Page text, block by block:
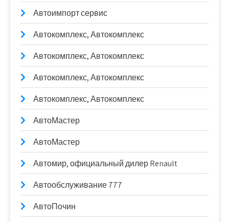
Автоимпорт сервис
Автокомплекс, Автокомплекс
Автокомплекс, Автокомплекс
Автокомплекс, Автокомплекс
Автокомплекс, Автокомплекс
АвтоМастер
АвтоМастер
Автомир, официальный дилер Renault
Автообслуживание 777
АвтоПочин